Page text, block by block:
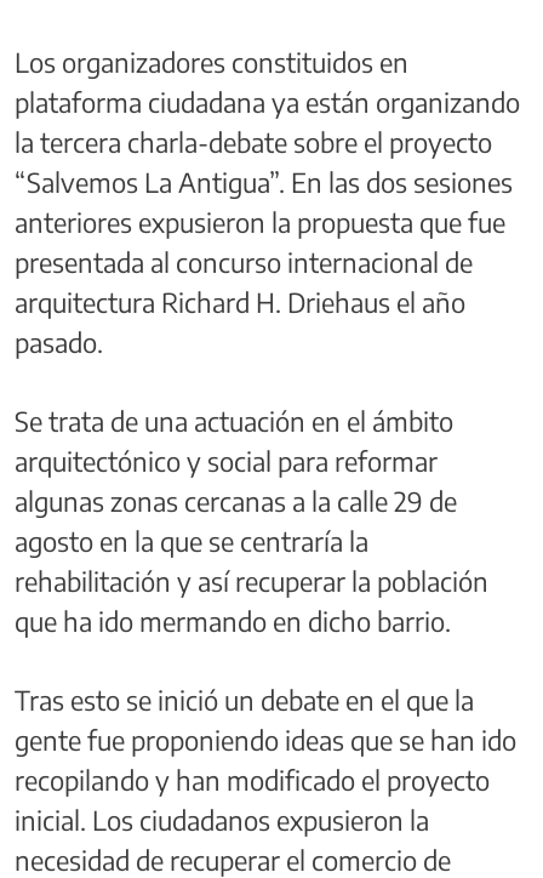
Los organizadores constituidos en
plataforma ciudadana ya están organizando
la tercera charla-debate sobre el proyecto
“Salvemos La Antigua”. En las dos sesiones
anteriores expusieron la propuesta que fue
presentada al concurso internacional de
arquitectura Richard H. Driehaus el año
pasado.
Se trata de una actuación en el ámbito
arquitectónico y social para reformar
algunas zonas cercanas a la calle 29 de
agosto en la que se centraría la
rehabilitación y así recuperar la población
que ha ido mermando en dicho barrio.
Tras esto se inició un debate en el que la
gente fue proponiendo ideas que se han ido
recopilando y han modificado el proyecto
inicial. Los ciudadanos expusieron la
necesidad de recuperar el comercio de